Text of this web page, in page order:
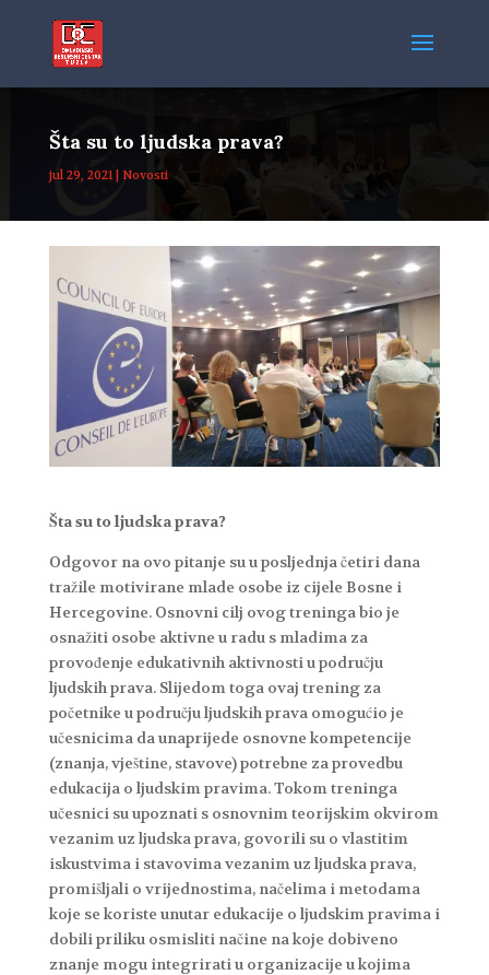
Šta su to ljudska prava?
jul 29, 2021| Novosti
Šta su to ljudska prava?
Odgovor na ovo pitanje su u posljednja četiri dana
tražile motivirane mlade osobe iz cijele Bosne i
Hercegovine. Osnovni cilj ovog treninga bio je
osnažiti osobe aktivne u radu s mladima za
provođenje edukativnih aktivnosti u području
ljudskih prava. Slijedom toga ovaj trening za
početnike u području ljudskih prava omogućio je
učesnicima da unaprijede osnovne kompetencije
(znanja, vještine, stavove) potrebne za provedbu
edukacija o ljudskim pravima. Tokom treninga
učesnici su upoznati s osnovnim teorijskim okvirom
vezanim uz ljudska prava, govorili su o vlastitim
iskustvima i stavovima vezanim uz ljudska prava,
promišljali o vrijednostima, načelima i metodama
koje se koriste unutar edukacije o ljudskim pravima i
dobili priliku osmisliti načine na koje dobiveno
znanje mogu integrirati u organizacije u kojima